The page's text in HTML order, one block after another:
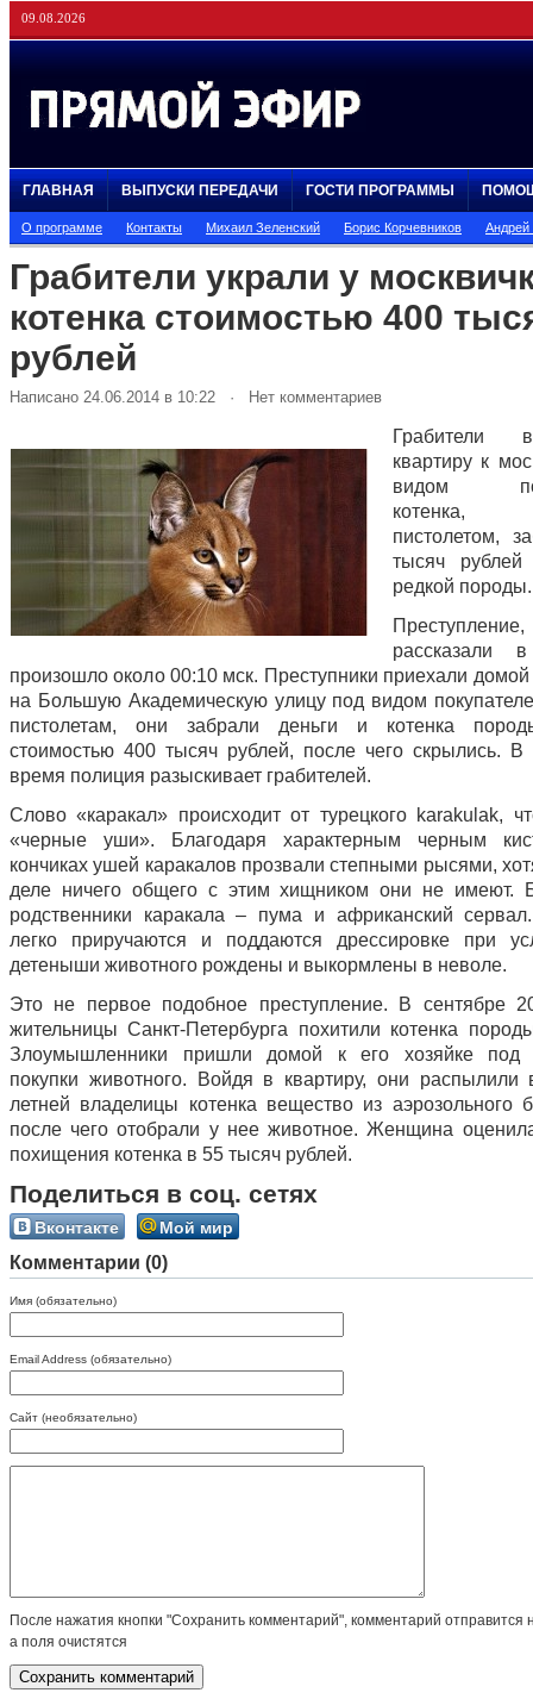
09.08.2026
ГЛАВНАЯ ВЫПУСКИ ПЕРЕДАЧИ ГОСТИ ПРОГРАММЫ
О программе Контакты Михаил Зеленский Борис Корчевников
Грабители украли у
котенка стоимостью 400
рублей
Написано 24.06.2014 в 10:22 · Нет комментариев
Грабители
квартиру к
видом
котенка,
пистолетом,
тысяч рублей
редкой породы.
рассказали
произошло около 00:10 мск. Преступники приехали
на Большую Академическую улицу под видом
пистолетам, они забрали деньги и котенка
стоимостью 400 тысяч рублей, после чего скрылись. В
время полиция разыскивает грабителей.
Слово «каракал» происходит от турецкого karakulak,
«черные уши». Благодаря характерным черным
кончиках ушей каракалов прозвали степными рысями,
деле ничего общего с этим хищником они не имеют.
родственники каракала – пума и африканский
легко приручаются и поддаются дрессировке при
детеныши животного рождены и выкормлены в неволе.
Это не первое подобное преступление. В сентябре
жительницы Санкт-Петербурга похитили котенка
Злоумышленники пришли домой к его хозяйке под
покупки животного. Войдя в квартиру, они
летней владелицы котенка вещество из аэрозольного
после чего отобрали у нее животное. Женщина
похищения котенка в 55 тысяч рублей.
Поделиться в соц. сетях
Вконтакте Мой мир
Комментарии (0)
Имя (обязательно)
Email Address (обязательно)
Сайт (необязательно)
После нажатия кнопки "Сохранить комментарий", комментарий отправится
а поля очистятся